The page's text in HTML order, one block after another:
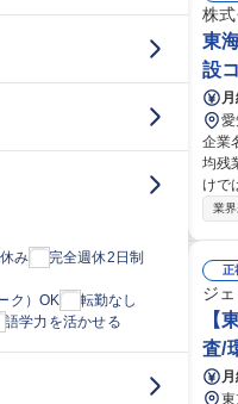
み
完全週休2日制
ク）OK
転勤なし
語学力を活かせる
株
東
設
企業名 株式会社
均残業20H 仕事の内容 環境アセスメント等のコンサ
けで
です。 【具体的には】 ■環境アセスメント業務■廃棄物処理関連の各種計
サル
業
正
ジ
【
査/